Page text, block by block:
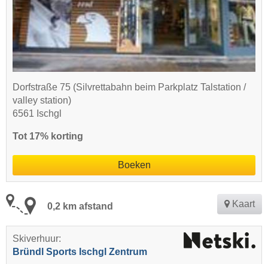
Dorfstraße 75 (Silvrettabahn beim Parkplatz Talstation /
valley station)
6561 Ischgl
Tot 17% korting
Boeken
0,2 km afstand Kaart
Skiverhuur:
Bründl Sports Ischgl Zentrum